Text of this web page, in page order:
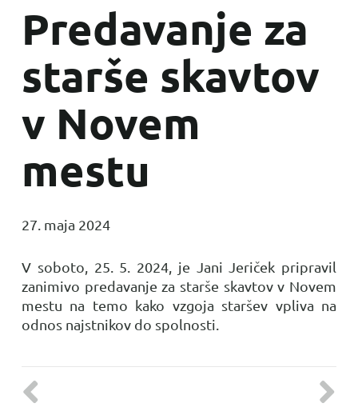
Predavanje za
starše skavtov
v Novem
mestu
27. maja 2024
V soboto, 25. 5. 2024, je Jani Jeriček pripravil
zanimivo predavanje za starše skavtov v Novem
mestu na temo kako vzgoja staršev vpliva na
odnos najstnikov do spolnosti.